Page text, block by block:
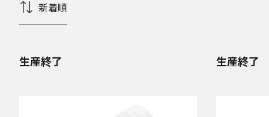
新着順
生産終了 生産終了